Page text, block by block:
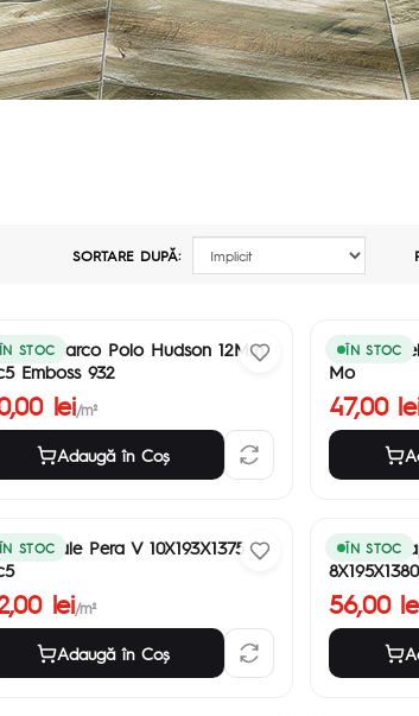
SORTARE DUPĂ:
STOCMarco Polo Hudson 12Mm
Emboss 932
lei/m²
Adaugă în Coş
ÎN STOC
Parchet
Mo
47,00
STOCLale Pera V 10X193X1375
lei/m²
Adaugă în Coş
ÎN STOC
Parchet
56,00